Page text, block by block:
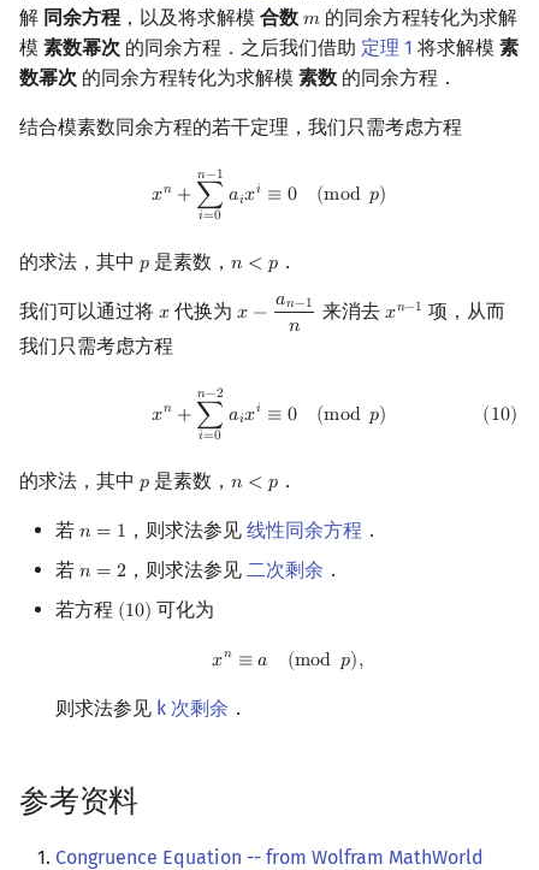
解 同余方程 ，以及将求解模 合数 𝑚
m 的同余方程转化为求解
模 素数幂次 的同余方程．之后我们借助 定理 1 将求解模 素
数幂次 的同余方程转化为求解模 素数 的同余方程．
结合模素数同余方程的若干定理，我们只需考虑方程
𝑥𝑛 +
𝑛−1
∑
𝑖=0
𝑎𝑖𝑥𝑖 ≡ 0 (mod 𝑝)
∑i=0 a
的求法，其中 𝑝
p 是素数，𝑛 < 𝑝
n <p ．
我们可以通过将 𝑥
x 代换为𝑥 − 𝑎𝑛−1
𝑛
x−an−1n 来消去 𝑥𝑛−1
xn−1 项，从而
我们只需考虑方程
𝑥𝑛 +
𝑛−2
∑
𝑖=0
𝑎𝑖𝑥𝑖 ≡ 0 (mod 𝑝) (10)
n+∑i −
的求法，其中 𝑝
p 是素数，𝑛 < 𝑝
n <p ．
若 𝑛 = 1
n =1 ，则求法参见 线性同余方程 ．
若 𝑛 = 2
n =2 ，则求法参见 二次剩余 ．
若方程 (10)
(10) 可化为
𝑥𝑛 ≡ 𝑎 (mod 𝑝),
xn ≡a modp ,
则求法参见 k 次剩余 ．
参考资料
Congruence Equation -- from Wolfram MathWorld